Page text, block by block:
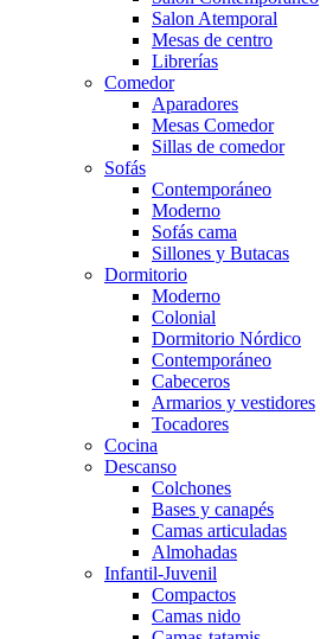
Salon Atemporal
Mesas de centro
Librerías
Comedor
Aparadores
Mesas Comedor
Sillas de comedor
Sofás
Contemporáneo
Moderno
Sofás cama
Sillones y Butacas
Dormitorio
Moderno
Colonial
Dormitorio Nórdico
Contemporáneo
Cabeceros
Armarios y vestidores
Tocadores
Cocina
Descanso
Colchones
Bases y canapés
Camas articuladas
Almohadas
Infantil-Juvenil
Compactos
Camas nido